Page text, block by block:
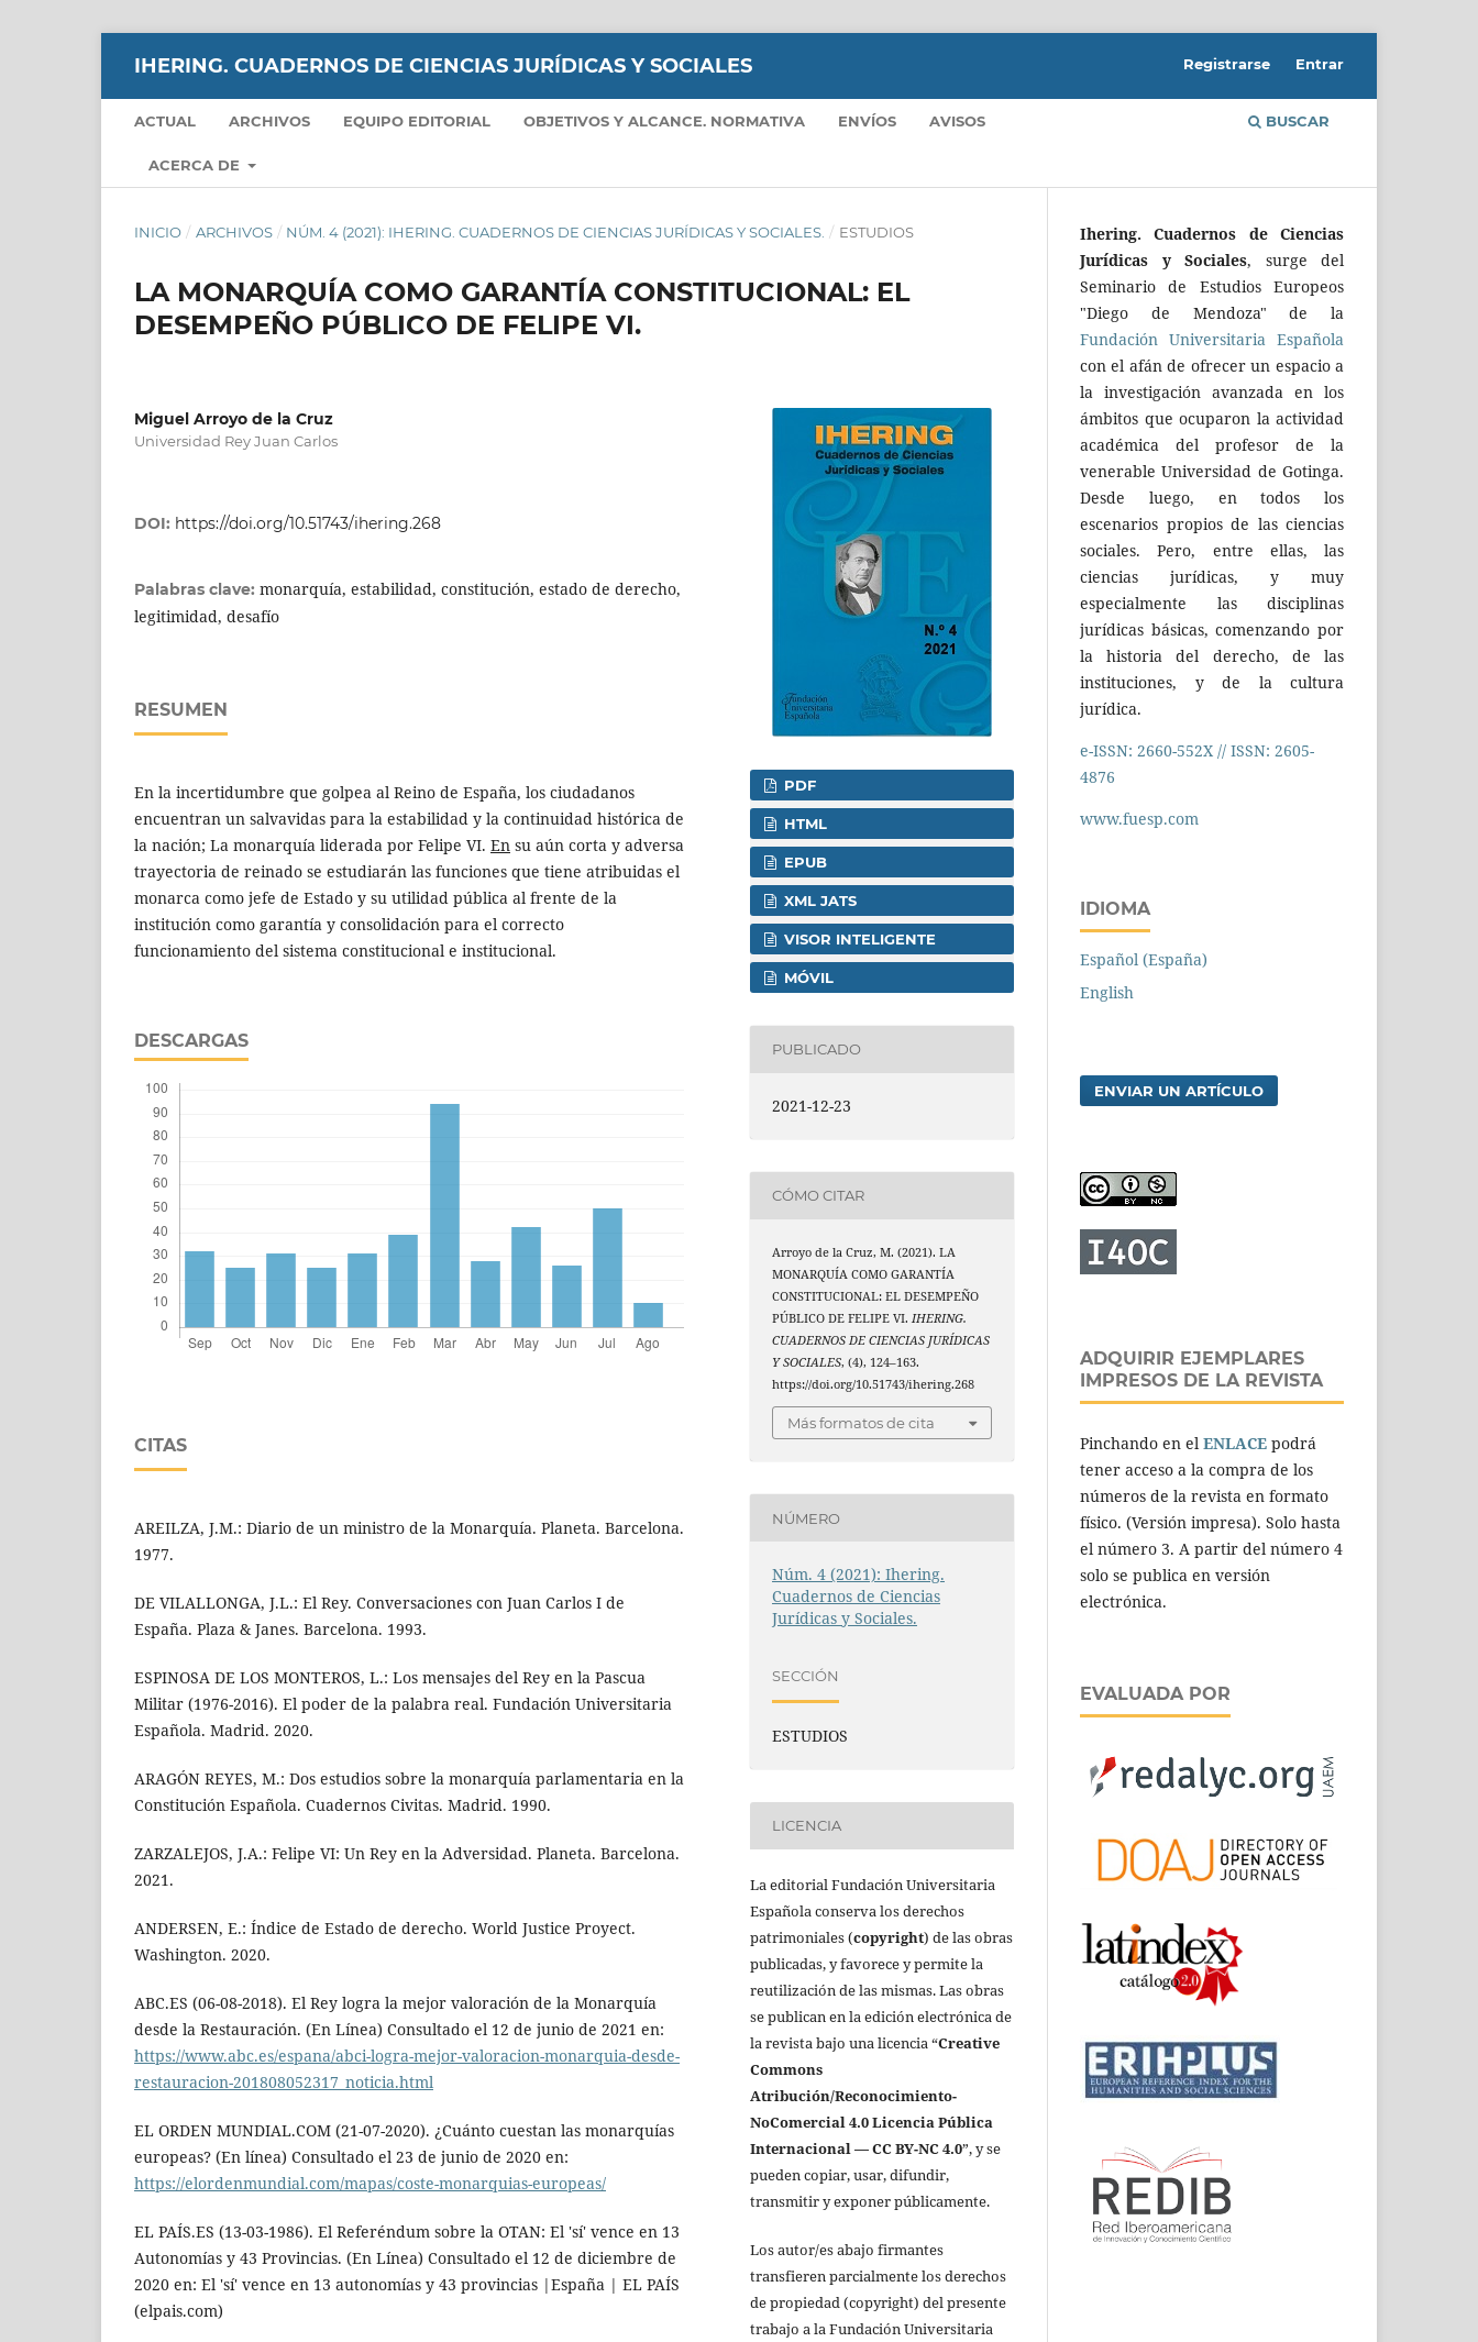
IHERING. CUADERNOS DE CIENCIAS JURÍDICAS Y SOCIALES
ACTUAL ARCHIVOS EQUIPO EDITORIAL OBJETIVOS Y ALCANCE. NORMATIVA ENVÍOS AVISOS
ACERCA DE
BUSCAR
Registrarse Entrar
INICIO / ARCHIVOS / NÚM. 4 (2021): IHERING. CUADERNOS DE CIENCIAS JURÍDICAS Y SOCIALES. / ESTUDIOS
LA MONARQUÍA COMO GARANTÍA CONSTITUCIONAL: EL
DESEMPEÑO PÚBLICO DE FELIPE VI.
Miguel Arroyo de la Cruz
Universidad Rey Juan Carlos
DOI: https://doi.org/10.51743/ihering.268
Palabras clave: monarquía, estabilidad, constitución, estado de derecho,
legitimidad, desafío
RESUMEN
En la incertidumbre que golpea al Reino de España, los ciudadanos
encuentran un salvavidas para la estabilidad y la continuidad histórica de
la nación; La monarquía liderada por Felipe VI. En su aún corta y adversa
trayectoria de reinado se estudiarán las funciones que tiene atribuidas el
monarca como jefe de Estado y su utilidad pública al frente de la
institución como garantía y consolidación para el correcto
funcionamiento del sistema constitucional e institucional.
DESCARGAS
CITAS
AREILZA, J.M.: Diario de un ministro de la Monarquía. Planeta. Barcelona.
1977.
DE VILALLONGA, J.L.: El Rey. Conversaciones con Juan Carlos I de
España. Plaza & Janes. Barcelona. 1993.
ESPINOSA DE LOS MONTEROS, L.: Los mensajes del Rey en la Pascua
Militar (1976-2016). El poder de la palabra real. Fundación Universitaria
Española. Madrid. 2020.
ARAGÓN REYES, M.: Dos estudios sobre la monarquía parlamentaria en la
Constitución Española. Cuadernos Civitas. Madrid. 1990.
ZARZALEJOS, J.A.: Felipe VI: Un Rey en la Adversidad. Planeta. Barcelona.
2021.
ANDERSEN, E.: Índice de Estado de derecho. World Justice Proyect.
Washington. 2020.
ABC.ES (06-08-2018). El Rey logra la mejor valoración de la Monarquía
desde la Restauración. (En Línea) Consultado el 12 de junio de 2021 en:
https://www.abc.es/espana/abci-logra-mejor-valoracion-monarquia-desde-
restauracion-201808052317_noticia.html
EL ORDEN MUNDIAL.COM (21-07-2020). ¿Cuánto cuestan las monarquías
europeas? (En línea) Consultado el 23 de junio de 2020 en:
https://elordenmundial.com/mapas/coste-monarquias-europeas/
EL PAÍS.ES (13-03-1986). El Referéndum sobre la OTAN: El 'sí' vence en 13
Autonomías y 43 Provincias. (En Línea) Consultado el 12 de diciembre de
2020 en: El 'sí' vence en 13 autonomías y 43 provincias |España | EL PAÍS
(elpais.com)
PDF
HTML
EPUB
XML JATS
VISOR INTELIGENTE
MÓVIL
PUBLICADO
2021-12-23
CÓMO CITAR
Arroyo de la Cruz, M. (2021). LA
MONARQUÍA COMO GARANTÍA
CONSTITUCIONAL: EL DESEMPEÑO
PÚBLICO DE FELIPE VI.IHERING.
CUADERNOS DE CIENCIAS JURÍDICAS
Y SOCIALES, (4), 124–163.
https://doi.org/10.51743/ihering.268
Más formatos de cita
NÚMERO
Núm. 4 (2021): Ihering.
Cuadernos de Ciencias
Jurídicas y Sociales.
SECCIÓN
ESTUDIOS
LICENCIA
La editorial Fundación Universitaria
Española conserva los derechos
patrimoniales (copyright) de las obras
publicadas, y favorece y permite la
reutilización de las mismas. Las obras
se publican en la edición electrónica de
la revista bajo una licencia “Creative
Commons
Atribución/Reconocimiento-
NoComercial 4.0 Licencia Pública
Internacional — CC BY-NC 4.0”, y se
pueden copiar, usar, difundir,
transmitir y exponer públicamente.
Los autor/es abajo firmantes
transfieren parcialmente los derechos
de propiedad (copyright) del presente
trabajo a la Fundación Universitaria
Ihering. Cuadernos de Ciencias
Jurídicas y Sociales, surge del
Seminario de Estudios Europeos
"Diego de Mendoza" de la
Fundación Universitaria Española
con el afán de ofrecer un espacio a
la investigación avanzada en los
ámbitos que ocuparon la actividad
académica del profesor de la
venerable Universidad de Gotinga.
Desde luego, en todos los
escenarios propios de las ciencias
sociales. Pero, entre ellas, las
ciencias jurídicas, y muy
especialmente las disciplinas
jurídicas básicas, comenzando por
la historia del derecho, de las
instituciones, y de la cultura
jurídica.
e-ISSN: 2660-552X // ISSN: 2605-
4876
www.fuesp.com
IDIOMA
Español (España)
English
ENVIAR UN ARTÍCULO
ADQUIRIR EJEMPLARES
IMPRESOS DE LA REVISTA
Pinchando en el ENLACE podrá
tener acceso a la compra de los
números de la revista en formato
físico. (Versión impresa). Solo hasta
el número 3. A partir del número 4
solo se publica en versión
electrónica.
EVALUADA POR